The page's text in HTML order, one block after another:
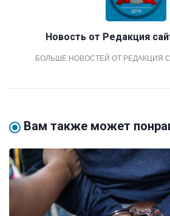
Новость от Редакция
БОЛЬШЕ НОВОСТЕЙ ОТ РЕДАКЦИЯ
Вам также может